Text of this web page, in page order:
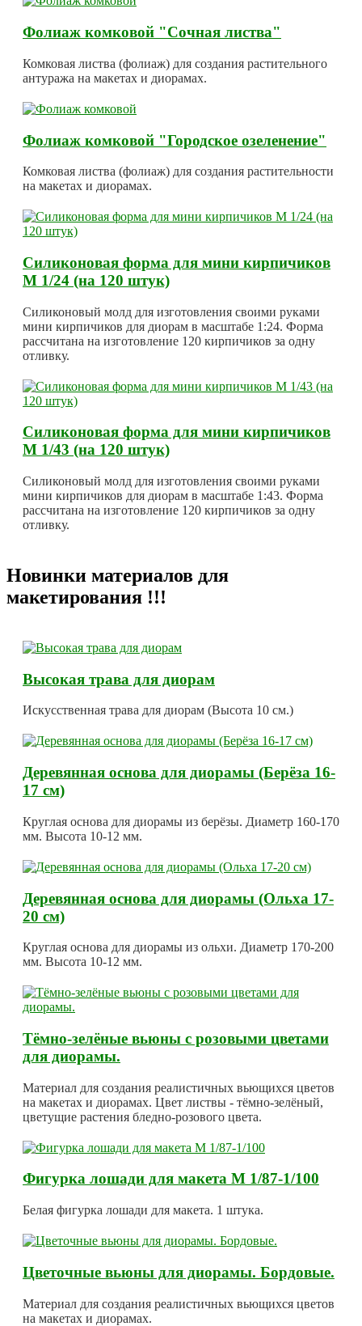
Фолиаж комковой "Сочная листва"
Комковая листва (фолиаж) для создания растительного
антуража на макетах и диорамах.
Фолиаж комковой "Городское озеленение"
Комковая листва (фолиаж) для создания растительности
на макетах и диорамах.
Силиконовая форма для мини кирпичиков
М 1/24 (на 120 штук)
Силиконовый молд для изготовления своими руками
мини кирпичиков для диорам в масштабе 1:24. Форма
рассчитана на изготовление 120 кирпичиков за одну
отливку.
Силиконовая форма для мини кирпичиков
М 1/43 (на 120 штук)
Силиконовый молд для изготовления своими руками
мини кирпичиков для диорам в масштабе 1:43. Форма
рассчитана на изготовление 120 кирпичиков за одну
отливку.
Новинки материалов для
макетирования !!!
Высокая трава для диорам
Искусственная трава для диорам (Высота 10 см.)
Деревянная основа для диорамы (Берёза 16-
17 см)
Круглая основа для диорамы из берёзы. Диаметр 160-170
мм. Высота 10-12 мм.
Деревянная основа для диорамы (Ольха 17-
20 см)
Круглая основа для диорамы из ольхи. Диаметр 170-200
мм. Высота 10-12 мм.
Тёмно-зелёные вьюны с розовыми цветами
для диорамы.
Материал для создания реалистичных вьющихся цветов
на макетах и диорамах. Цвет листвы - тёмно-зелёный,
цветущие растения бледно-розового цвета.
Фигурка лошади для макета М 1/87-1/100
Белая фигурка лошади для макета. 1 штука.
Цветочные вьюны для диорамы. Бордовые.
Материал для создания реалистичных вьющихся цветов
на макетах и диорамах.